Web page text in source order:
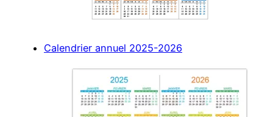
Calendrier annuel 2025-2026